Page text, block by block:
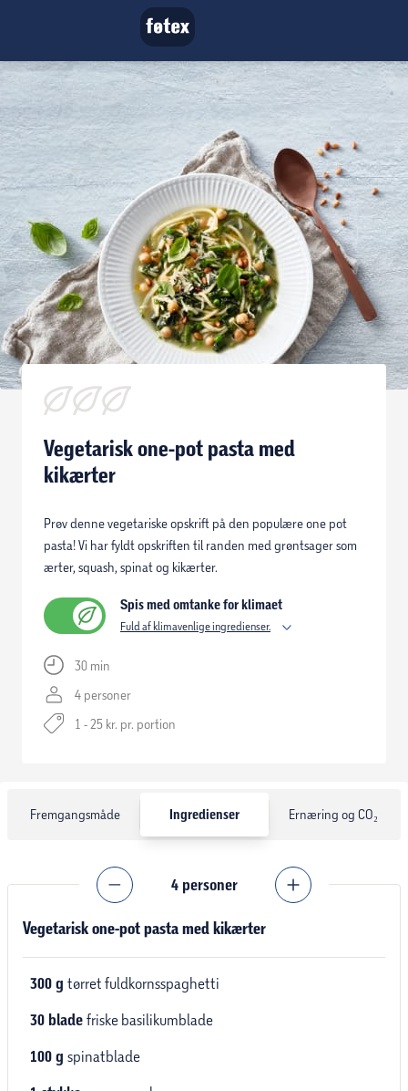
Vegetarisk one-pot pasta med
kikærter
Prøv denne vegetariske opskrift på den populære one pot
pasta! Vi har fyldt opskriften til randen med grøntsager som
ærter, squash, spinat og kikærter.
Spis med omtanke for klimaet
Fuld af klimavenlige ingredienser.
30 min
4 personer
1 - 25 kr. pr. portion
Fremgangsmåde Ingredienser Ernæring og CO₂
4 personer
Vegetarisk one-pot pasta med kikærter
300 g tørret fuldkornsspaghetti
30 blade friske basilikumblade
100 g spinatblade